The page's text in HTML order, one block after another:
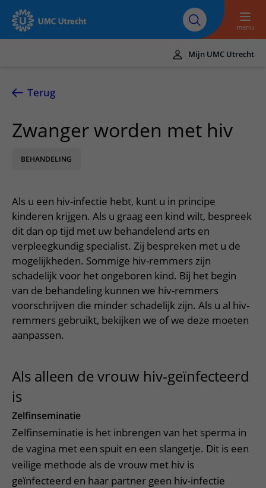
Naar hoofdinhoud
Over UMC
Utrecht
Research
Werken bij het UMC
Utrecht
menu
UMC Utrecht
Zorg en behandeling
Ziekten en aandoeningen
Poliklinieken
Verpleegafdelingen
Onze zorgverleners
Onderzoeken en diagnostiek
Het Wilhelmina Kinderziekenhuis
Afspraak en opname
Bezoek aan de polikliniek
Opname in het ziekenhuis
Voorbereiding op uw afspraak
Bloedprikken
Wachttijden
Bezoektijden
Wijzigen patiëntgegevens
Op bezoek in het UMC Utrecht
Apotheek
Winkels en restaurants
Faciliteiten en voorzieningen
Bezoekregels
Kwaliteit en veiligheid
Contact en route
Spoed
Contactgegevens
Route naar het ziekenhuis
Parkeren
Wegwijs in het ziekenhuis
Contact met polikliniek
Verwijzers
Patiënt verwijzen
Teleconsult aanvragen
Diagnostiek aanvragen
Zorgverlenersportaal
Meer UMC Utrecht
Over UMC Utrecht
Onderwijs
Mijn UMC Utrecht
Terug
Zwanger worden met hiv
BEHANDELING
Als u een hiv-infectie hebt, kunt u in principe
kinderen krijgen. Als u graag een kind wilt, bespreek
dit dan op tijd met uw behandelend arts en
verpleegkundig specialist. Zij bespreken met u de
mogelijkheden. Sommige hiv-remmers zijn
schadelijk voor het ongeboren kind. Bij het begin
van de behandeling kunnen we hiv-remmers
voorschrijven die minder schadelijk zijn. Als u al hiv-
remmers gebruikt, bekijken we of we deze moeten
aanpassen.
Als alleen de vrouw hiv-geïnfecteerd
is
Zelfinseminatie
Zelfinseminatie is het inbrengen van het sperma in
de vagina met een spuit en een slangetje. Dit is een
veilige methode als de vrouw met hiv is
geïnfecteerd en haar partner geen hiv-infectie